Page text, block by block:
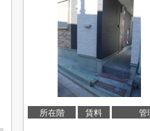
所在階 賃料 管